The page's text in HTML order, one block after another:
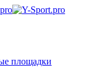
площадки